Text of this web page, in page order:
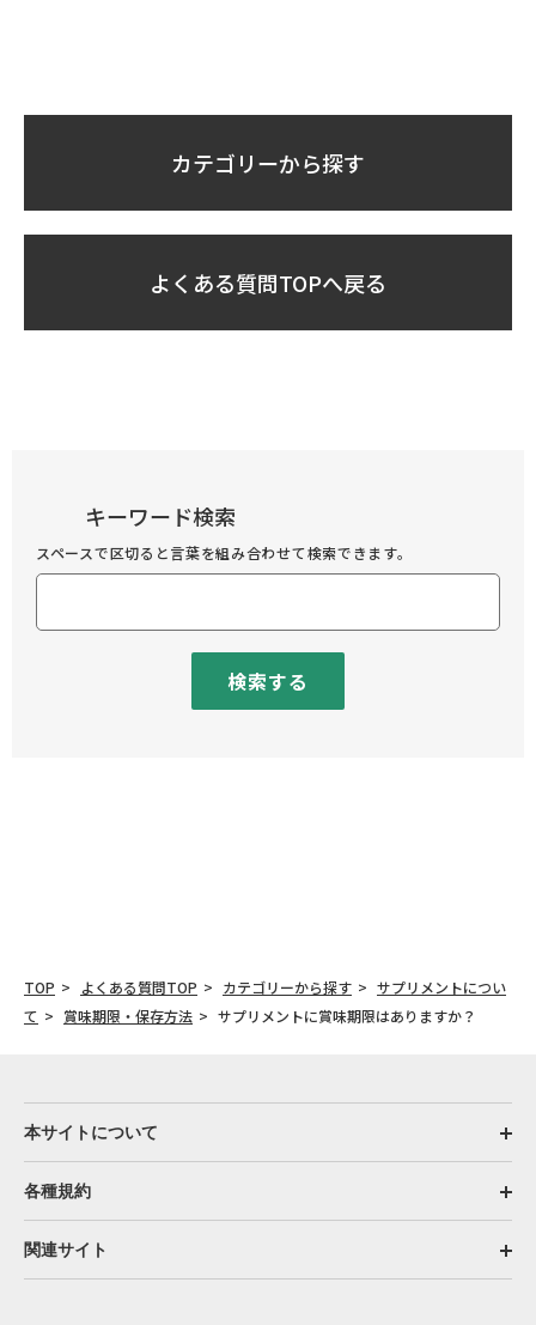
カテゴリーから探す
よくある質問TOPへ戻る
キーワード検索
スペースで区切ると言葉を組み合わせて検索できます。
検索する
TOP よくある質問TOP カテゴリーから探す
サプリメントについ
て
賞味期限・保存方法 サプリメントに賞味期限はありますか？
本サイトについて
各種規約
関連サイト